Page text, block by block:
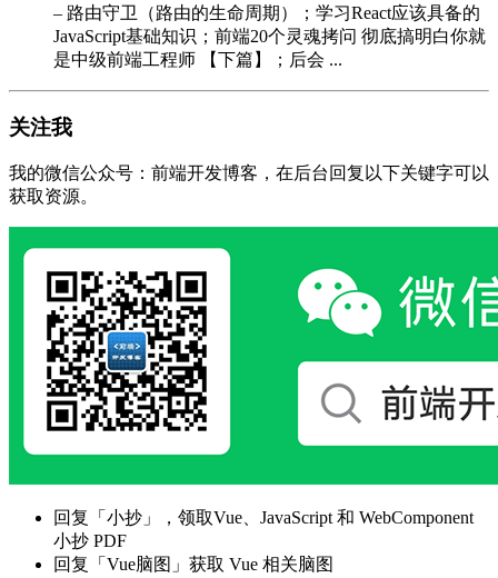
– 路由守卫（路由的生命周期）；学习React应该具备的
JavaScript基础知识；前端20个灵魂拷问 彻底搞明白你就
是中级前端工程师 【下篇】；后会 ...
关注我
我的微信公众号：前端开发博客，在后台回复以下关键字可以
获取资源。
回复「小抄」，领取Vue、JavaScript 和 WebComponent
小抄 PDF
回复「Vue脑图」获取 Vue 相关脑图